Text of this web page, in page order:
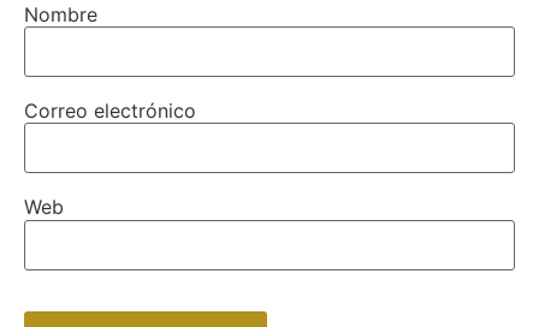
Nombre
Correo electrónico
Web